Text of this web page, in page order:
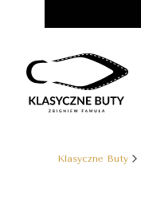
Klasyczne Buty